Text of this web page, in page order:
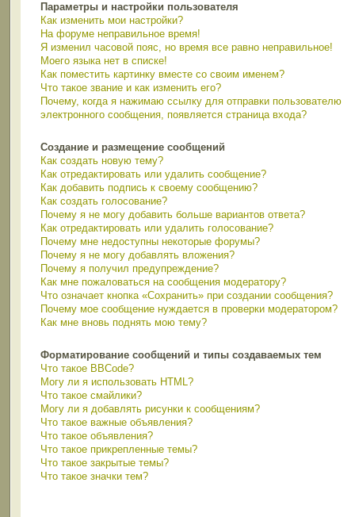
Параметры и настройки пользователя
Как изменить мои настройки?
На форуме неправильное время!
Я изменил часовой пояс, но время все равно неправильное!
Моего языка нет в списке!
Как поместить картинку вместе со своим именем?
Что такое звание и как изменить его?
Почему, когда я нажимаю ссылку для отправки пользователю
электронного сообщения, появляется страница входа?
Создание и размещение сообщений
Как создать новую тему?
Как отредактировать или удалить сообщение?
Как добавить подпись к своему сообщению?
Как создать голосование?
Почему я не могу добавить больше вариантов ответа?
Как отредактировать или удалить голосование?
Почему мне недоступны некоторые форумы?
Почему я не могу добавлять вложения?
Почему я получил предупреждение?
Как мне пожаловаться на сообщения модератору?
Что означает кнопка «Сохранить» при создании сообщения?
Почему мое сообщение нуждается в проверки модератором?
Как мне вновь поднять мою тему?
Форматирование сообщений и типы создаваемых тем
Что такое BBCode?
Могу ли я использовать HTML?
Что такое смайлики?
Могу ли я добавлять рисунки к сообщениям?
Что такое важные объявления?
Что такое объявления?
Что такое прикрепленные темы?
Что такое закрытые темы?
Что такое значки тем?